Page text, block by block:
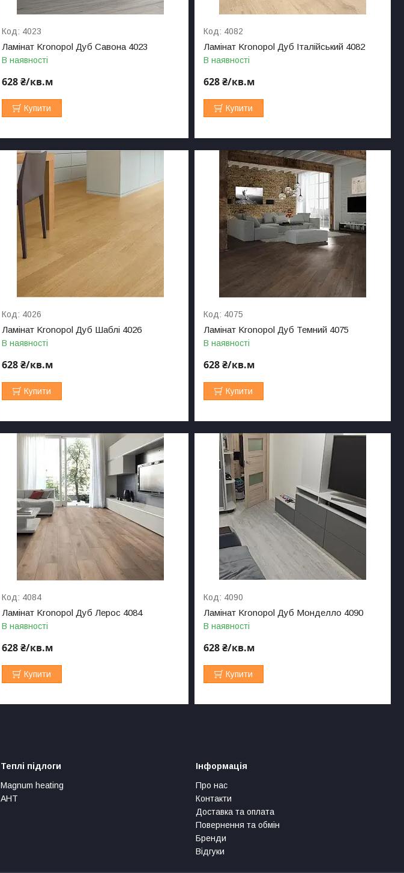
4023
Ламінат Kronopol Дуб Савона 4023
В наявності
628 ₴/кв.м
Купити
4082
Ламінат Kronopol Дуб Італійський 4082
В наявності
628 ₴/кв.м
Купити
4026
Ламінат Kronopol Дуб Шаблі 4026
В наявності
628 ₴/кв.м
Купити
4075
Ламінат Kronopol Дуб Темний 4075
В наявності
628 ₴/кв.м
Купити
4084
Ламінат Kronopol Дуб Лерос 4084
В наявності
628 ₴/кв.м
Купити
4090
Ламінат Kronopol Дуб Монделло 4090
В наявності
628 ₴/кв.м
Купити
Теплі підлоги
Magnum heating
АНТ
Інформація
Про нас
Контакти
Доставка та оплата
Повернення та обмін
Бренди
Відгуки